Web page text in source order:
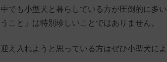
でも小型犬と暮らしている方が圧倒的に多い
こと」は特別珍しいことではありません。
え入れようと思っている方はぜひ小型犬によ